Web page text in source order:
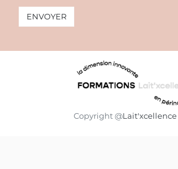
ENVOYER
Copyright @Lait'xcellence